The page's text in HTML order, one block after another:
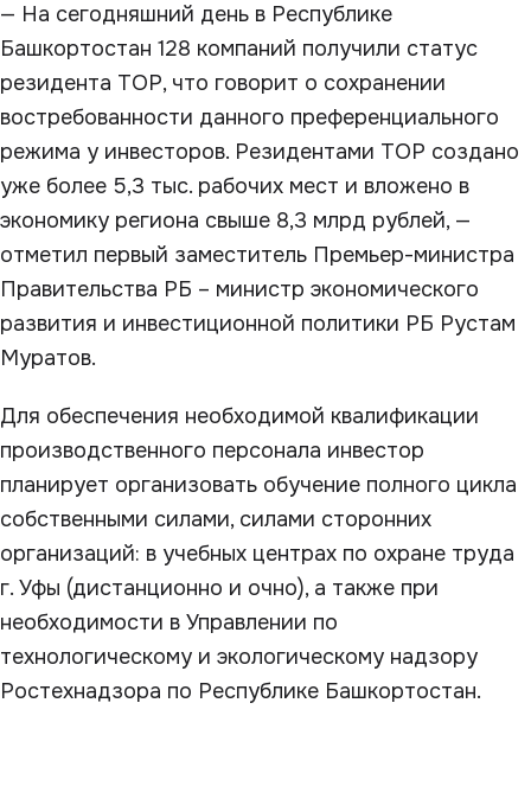
— На сегодняшний день в Республике
Башкортостан 128 компаний получили статус
резидента ТОР, что говорит о сохранении
востребованности данного преференциального
режима у инвесторов. Резидентами ТОР создано
уже более 5,3 тыс. рабочих мест и вложено в
экономику региона свыше 8,3 млрд рублей, —
отметил первый заместитель Премьер-министра
Правительства РБ – министр экономического
развития и инвестиционной политики РБ Рустам
Муратов.
Для обеспечения необходимой квалификации
производственного персонала инвестор
планирует организовать обучение полного цикла
собственными силами, силами сторонних
организаций: в учебных центрах по охране труда
г. Уфы (дистанционно и очно), а также при
необходимости в Управлении по
технологическому и экологическому надзору
Ростехнадзора по Республике Башкортостан.